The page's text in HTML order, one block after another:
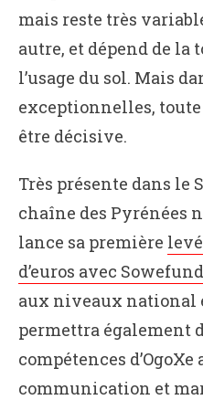
mais reste très
autre, et dépend de la
l’usage du sol. Mais
exceptionnelles,
être décisive.
Très présente dans le
chaîne des Pyrénées
lance sa première
d’euros avec Sowefund
aux niveaux national
permettra également
compétences
communication et